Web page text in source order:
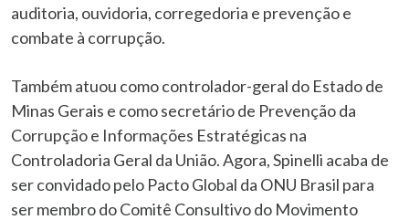
auditoria, ouvidoria, corregedoria e prevenção e
combate à corrupção.
Também atuou como controlador-geral do Estado de
Minas Gerais e como secretário de Prevenção da
Corrupção e Informações Estratégicas na
Controladoria Geral da União. Agora, Spinelli acaba de
ser convidado pelo Pacto Global da ONU Brasil para
ser membro do Comitê Consultivo do Movimento